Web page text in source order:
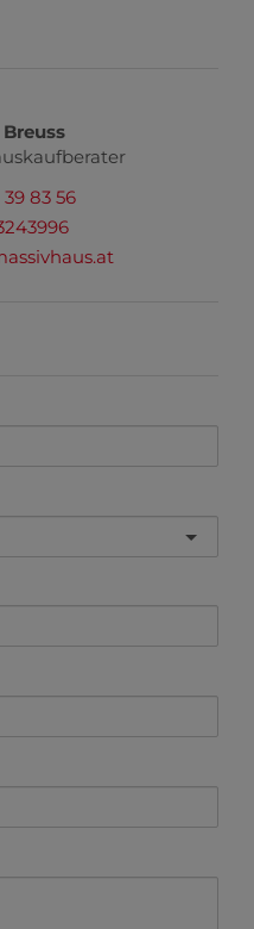
39 83 56